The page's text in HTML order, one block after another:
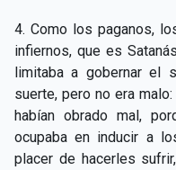
4. Como los paganos,
infiernos, que es
limitaba a gobernar el
suerte, pero no era
habían obrado mal,
ocupaba en inducir a
placer de hacerles